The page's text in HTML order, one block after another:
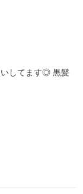
いしてます◎ 黒髪